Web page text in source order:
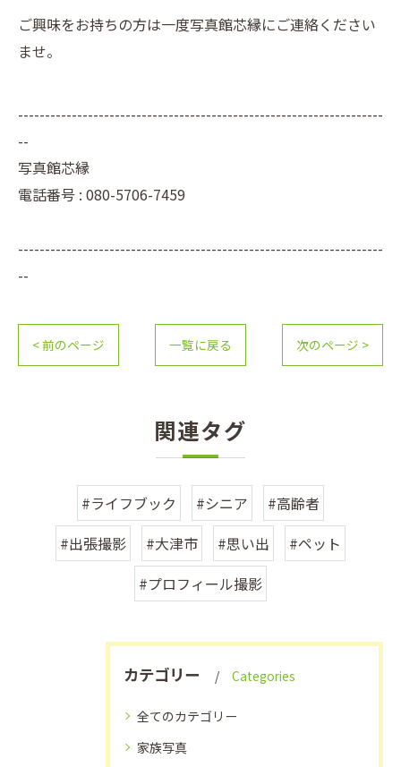
ご興味をお持ちの方は一度写真館芯縁にご連絡ください
ませ。
--------------------------------------------------------------------
--
写真館芯縁
電話番号 : 080-5706-7459
--------------------------------------------------------------------
--
< 前のページ 一覧に戻る 次のページ >
関連タグ
#ライフブック #シニア
#高齢者
#出張撮影
#大津市 #思い出
#ペット
#プロフィール撮影
カテゴリー Categories
全てのカテゴリー
家族写真